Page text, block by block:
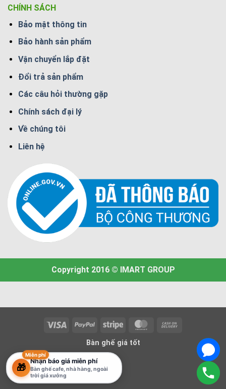
CHÍNH SÁCH
Bảo mật thông tin
Bảo hành sản phẩm
Vận chuyển lắp đặt
Đổi trả sản phẩm
Các câu hỏi thường gặp
Chính sách đại lý
Về chúng tôi
Liên hệ
Copyright 2016 © IMART GROUP
Visa PayPal Stripe MasterCard
Delivery
Bàn ghế giá tốt
Miễn phí
🎁
Nhận báo giá miễn phí
Bàn ghế cafe, nhà hàng, ngoài
trời giá xưởng